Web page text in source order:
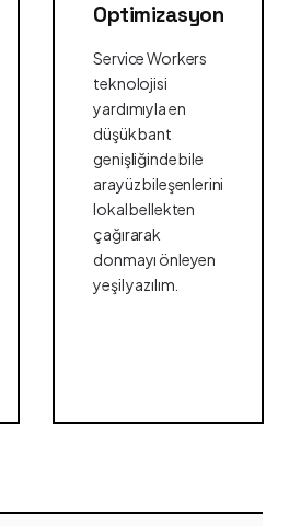
Optimizasyon
Service Workers
teknolojisi
yardımıyla en
düşük bant
genişliğinde bile
arayüz bileşenlerini
lokal bellekten
çağırarak
donmayı önleyen
yeşil yazılım.